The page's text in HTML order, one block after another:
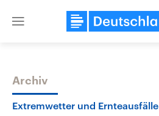
Close
Themen
Archiv
Extremwetter und Ernteausfälle